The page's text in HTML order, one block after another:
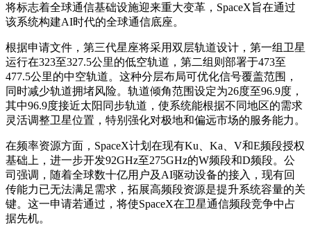
将标志着全球通信基础设施迎来重大变革，SpaceX旨在通过
该系统构建AI时代的全球通信底座。
根据申请文件，第三代星座将采用双层轨道设计，第一组卫星
运行在323至327.5公里的低空轨道，第二组则部署于473至
477.5公里的中空轨道。这种分层布局可优化信号覆盖范围，
同时减少轨道拥堵风险。轨道倾角范围设定为26度至96.9度，
其中96.9度接近太阳同步轨道，使系统能根据不同地区的需求
灵活调整卫星位置，特别强化对极地和偏远市场的服务能力。
在频率资源方面，SpaceX计划在现有Ku、Ka、V和E频段授权
基础上，进一步开发92GHz至275GHz的W频段和D频段。公
司强调，随着全球数十亿用户及AI驱动设备的接入，现有回
传能力已无法满足需求，拓展高频段资源是提升系统容量的关
键。这一申请若通过，将使SpaceX在卫星通信频段竞争中占
据先机。